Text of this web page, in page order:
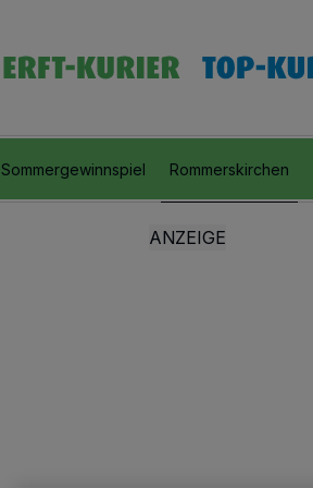
Sommergewinnspiel Rommerskirchen